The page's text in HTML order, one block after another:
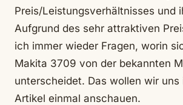
Preis/Leistungsverhältnisses und
Aufgrund des sehr attraktiven
ich immer wieder Fragen, worin
Makita 3709 von der bekannten
unterscheidet. Das wollen wir uns
Artikel einmal anschauen.